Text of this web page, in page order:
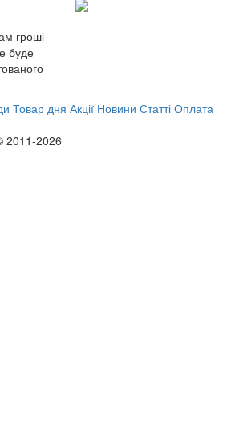
гроші
буде
Товар дня Акції Новини Статті Оплата
2011-2026